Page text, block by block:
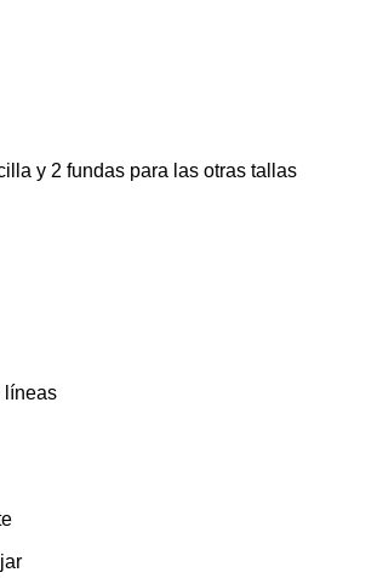
y 2 fundas para las otras tallas
líneas